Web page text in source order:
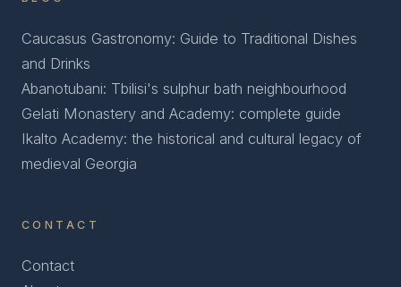
Caucasus Gastronomy: Guide to Traditional Dishes
and Drinks
Abanotubani: Tbilisi's sulphur bath neighbourhood
Gelati Monastery and Academy: complete guide
Ikalto Academy: the historical and cultural legacy of
medieval Georgia
CONTACT
Contact